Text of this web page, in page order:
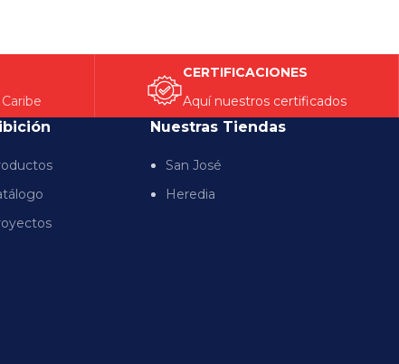
CERTIFICACIONES
Aquí nuestros certificados
Nuestras Tiendas
San José
Heredia